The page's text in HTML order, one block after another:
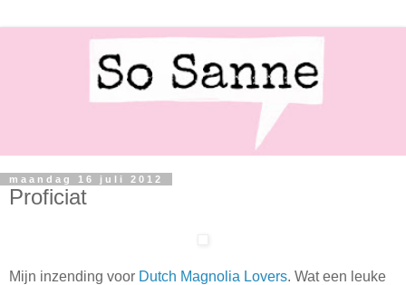
maandag 16 juli 2012
Proficiat
Mijn inzending voor Dutch Magnolia Lovers. Wat een leuke